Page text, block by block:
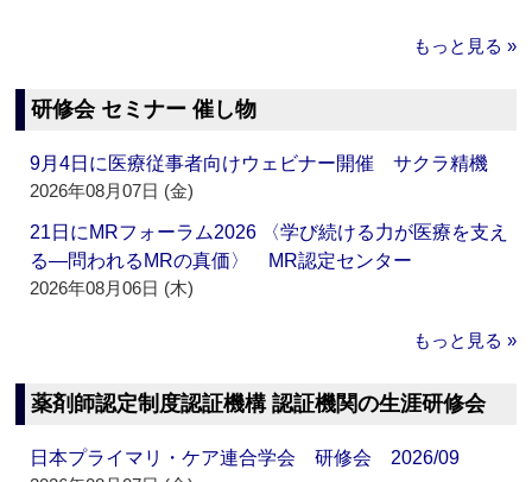
もっと見る »
研修会 セミナー 催し物
9月4日に医療従事者向けウェビナー開催 サクラ精機
2026年08月07日 (金)
21日にMRフォーラム2026 〈学び続ける力が医療を支え
る―問われるMRの真価〉 MR認定センター
2026年08月06日 (木)
もっと見る »
薬剤師認定制度認証機構 認証機関の生涯研修会
日本プライマリ・ケア連合学会 研修会 2026/09